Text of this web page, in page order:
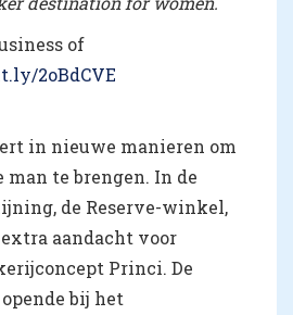
of
2oBdCVE
in nieuwe manieren om
te brengen. In de
de Reserve-winkel,
aandacht voor
Princi. De
bij het